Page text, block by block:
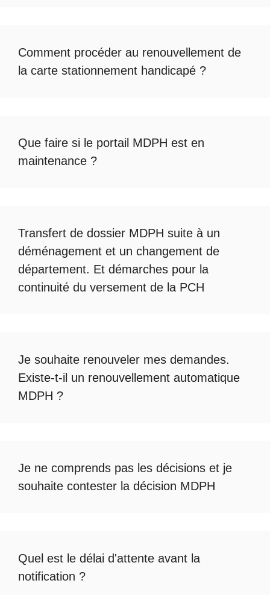
Comment procéder au renouvellement de
la carte stationnement handicapé ?
Que faire si le portail MDPH est en
maintenance ?
Transfert de dossier MDPH suite à un
déménagement et un changement de
département. Et démarches pour la
continuité du versement de la PCH
Je souhaite renouveler mes demandes.
Existe-t-il un renouvellement automatique
MDPH ?
Je ne comprends pas les décisions et je
souhaite contester la décision MDPH
Quel est le délai d'attente avant la
notification ?